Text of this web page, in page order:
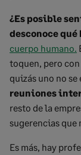
¿Es posible
desconoce qué
cuerpo humano.
toquen, pero
quizás uno no
reuniones
resto de la
sugerencias que
Es más, hay